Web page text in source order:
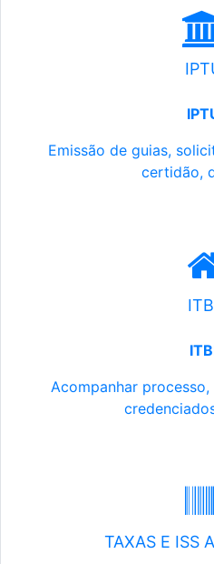
Emissão de guias,
certidão,
Acompanhar
TAXAS E ISS